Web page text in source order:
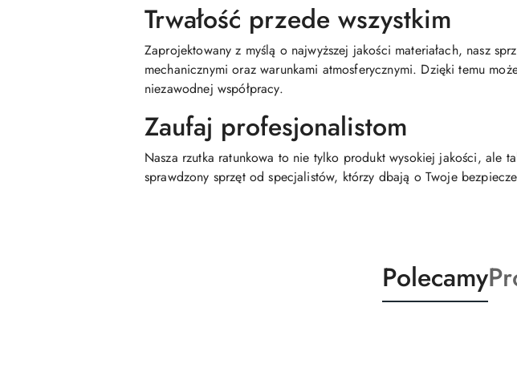
Trwałość przede wszystkim
Zaprojektowany z myślą o najwyższej jakości materiałach, nasz
mechanicznymi oraz warunkami atmosferycznymi. Dzięki temu
niezawodnej współpracy.
Zaufaj profesjonalistom
Nasza rzutka ratunkowa to nie tylko produkt wysokiej jakości, ale
sprawdzony sprzęt od specjalistów, którzy dbają o Twoje
Produkty
o
Polecamy
o